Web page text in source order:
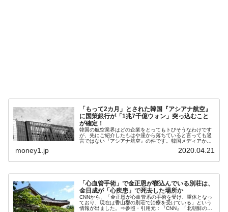
『Money1』
韓国･加徳島新国際空港「またも暗礁」の危
機 ⇒ 10.7兆では損が出るからできない。
Fact1
日本の誇る海洋資源調査船『白嶺』は先進技術の
Fact1
夏の甲子園、優勝校を最も多く輩出している都道
府県とは？
Fact1 今話題の「楽天ライオンズ」とは？
Fact1 奇跡の毛色「白毛馬」とは？
「もって2カ月」とされた韓国『アシアナ航空』
に国策銀行が「1兆7千億ウォン」突っ込むこと
が確定！
韓国の航空業界はどの企業をとってもトびそうなわけです
が、先にご紹介したもはや崖から落ちていると言っても過
言ではない『アシアナ航空』の件です。韓国メディアから
money1.jp 2020.04.21
「心血管手術」で金正恩が寝込んでいる別荘は、
金日成が「心疾患」で死去した場所か
CNNから、「金正恩が心血管系の手術を受け、重体となっ
ており、現在は香山郡の別荘で治療を受けている」という
情報が出ました。⇒参照・引用元：『CNN』「北朝鮮の指